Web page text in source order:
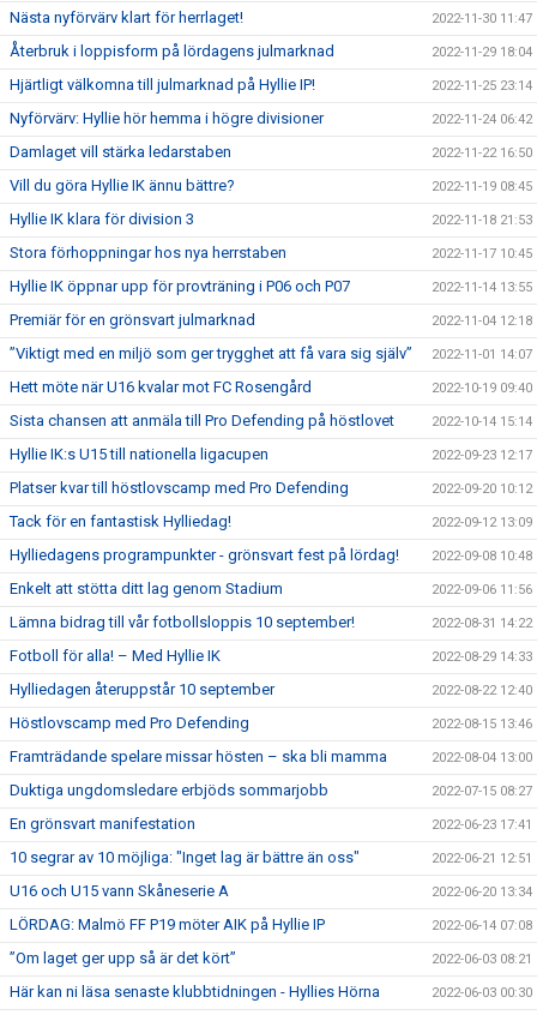
Nästa nyförvärv klart för herrlaget! 2022-11-30 11:47
Återbruk i loppisform på lördagens julmarknad 2022-11-29 18:04
Hjärtligt välkomna till julmarknad på Hyllie IP! 2022-11-25 23:14
Nyförvärv: Hyllie hör hemma i högre divisioner 2022-11-24 06:42
Damlaget vill stärka ledarstaben 2022-11-22 16:50
Vill du göra Hyllie IK ännu bättre? 2022-11-19 08:45
Hyllie IK klara för division 3 2022-11-18 21:53
Stora förhoppningar hos nya herrstaben 2022-11-17 10:45
Hyllie IK öppnar upp för provträning i P06 och P07 2022-11-14 13:55
Premiär för en grönsvart julmarknad 2022-11-04 12:18
”Viktigt med en miljö som ger trygghet att få vara sig själv” 2022-11-01 14:07
Hett möte när U16 kvalar mot FC Rosengård 2022-10-19 09:40
Sista chansen att anmäla till Pro Defending på höstlovet 2022-10-14 15:14
Hyllie IK:s U15 till nationella ligacupen 2022-09-23 12:17
Platser kvar till höstlovscamp med Pro Defending 2022-09-20 10:12
Tack för en fantastisk Hylliedag! 2022-09-12 13:09
Hylliedagens programpunkter - grönsvart fest på lördag! 2022-09-08 10:48
Enkelt att stötta ditt lag genom Stadium 2022-09-06 11:56
Lämna bidrag till vår fotbollsloppis 10 september! 2022-08-31 14:22
Fotboll för alla! – Med Hyllie IK 2022-08-29 14:33
Hylliedagen återuppstår 10 september 2022-08-22 12:40
Höstlovscamp med Pro Defending 2022-08-15 13:46
Framträdande spelare missar hösten – ska bli mamma 2022-08-04 13:00
Duktiga ungdomsledare erbjöds sommarjobb 2022-07-15 08:27
En grönsvart manifestation 2022-06-23 17:41
10 segrar av 10 möjliga: "Inget lag är bättre än oss" 2022-06-21 12:51
U16 och U15 vann Skåneserie A 2022-06-20 13:34
LÖRDAG: Malmö FF P19 möter AIK på Hyllie IP 2022-06-14 07:08
”Om laget ger upp så är det kört” 2022-06-03 08:21
Här kan ni läsa senaste klubbtidningen - Hyllies Hörna 2022-06-03 00:30